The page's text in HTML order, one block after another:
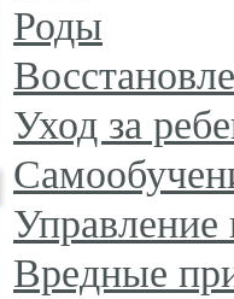
Роды
Уход за
Управление
Вредные